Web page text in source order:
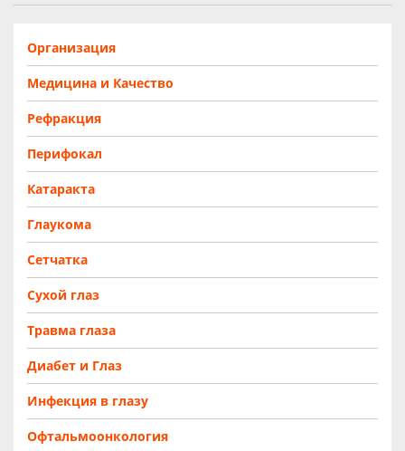
Организация
Медицина и Качество
Рефракция
Перифокал
Катаракта
Глаукома
Сетчатка
Сухой глаз
Травма глаза
Диабет и Глаз
Инфекция в глазу
Офтальмоонкология